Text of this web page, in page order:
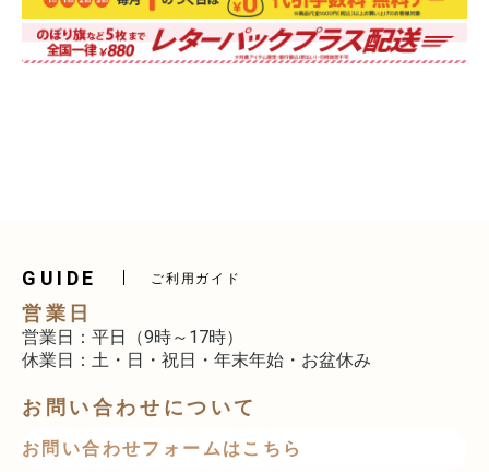
GUIDE ご利用ガイド
営業日
営業日：平日（9時～17時）
休業日：土・日・祝日・年末年始・お盆休み
お問い合わせについて
お問い合わせフォームはこちら